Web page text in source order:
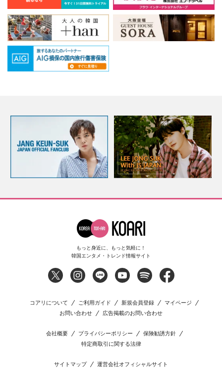
もっと身近に、もっと気軽に！
韓国エンタメ・トレンド情報サイト
コアリについて ご利用ガイド 新規会員登録
マイページ
お問い合わせ
広告掲載のお問い合わせ
会社概要 プライバシーポリシー
保険勧誘方針
特定商取引に関する法律
サイトマップ 運営会社オフィシャルサイト